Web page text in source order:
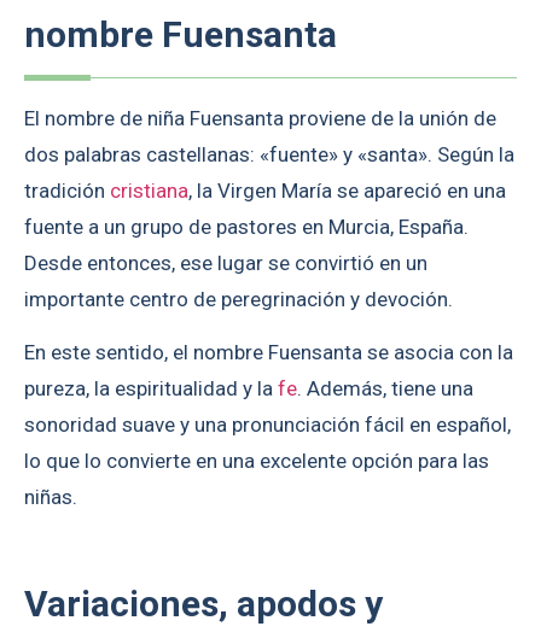
nombre Fuensanta
El nombre de niña Fuensanta proviene de la unión de
dos palabras castellanas: «fuente» y «santa». Según la
tradición cristiana, la Virgen María se apareció en una
fuente a un grupo de pastores en Murcia, España.
Desde entonces, ese lugar se convirtió en un
importante centro de peregrinación y devoción.
En este sentido, el nombre Fuensanta se asocia con la
pureza, la espiritualidad y la fe. Además, tiene una
sonoridad suave y una pronunciación fácil en español,
lo que lo convierte en una excelente opción para las
niñas.
Variaciones, apodos y